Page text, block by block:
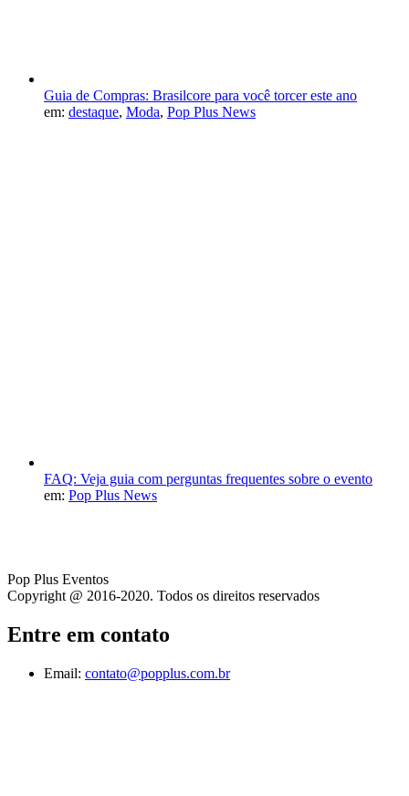
Guia de Compras: Brasilcore para você torcer este ano
em: destaque, Moda, Pop Plus News
FAQ: Veja guia com perguntas frequentes sobre o evento
em: Pop Plus News
Pop Plus Eventos
Copyright @ 2016-2020. Todos os direitos reservados
Entre em contato
Email: contato@popplus.com.br